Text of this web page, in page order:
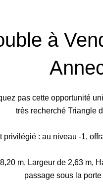
à
pas cette opportunité
très recherché Triangle
privilégié : au niveau -1,
m, Largeur de 2,63 m,
passage sous la porte